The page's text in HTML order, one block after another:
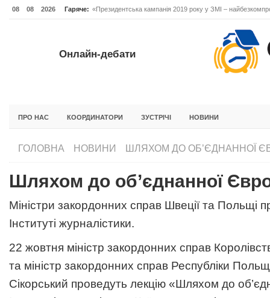
08 08 2026 Гаряче: «Президентська кампанія 2019 року у ЗМІ –
ОНЛАЙН-ДЕБАТИ #ВІДПОВІДАЛЬНЕ ЛІДЕРСТВО.
Онлайн-дебати
ПРО НАС КООРДИНАТОРИ ЗУСТРІЧІ НОВИНИ
ГОЛОВНА НОВИНИ ШЛЯХОМ ДО ОБ’ЄДНАННОЇ
Шляхом до об’єднанної
Міністри закордонних справ Швеції та Польщі
Інституті журналістики.
22 жовтня міністр закордонних справ
та міністр закордонних справ Республіки
Сікорський проведуть лекцію «Шляхом до